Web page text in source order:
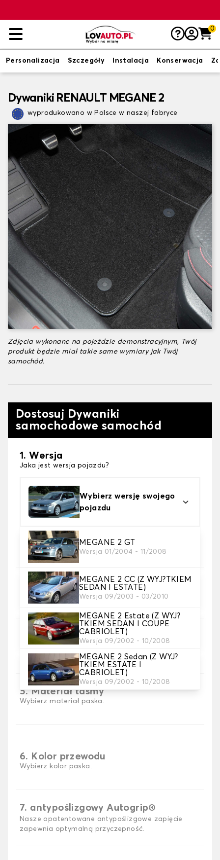
0
Personalizacja Szczegóły Instalacja Konserwacja
Dywaniki RENAULT MEGANE 2
wyprodukowano w Polsce w naszej fabryce
Zdjęcia wykonane na pojeździe demonstracyjnym, Twój
produkt będzie miał takie same wymiary jak Twój
samochód.
Dostosuj Dywaniki
samochodowe samochód
1. Wersja
Jaka jest wersja pojazdu?
Wybierz wersję swojego
pojazdu
MEGANE 2 GT
Wersja 01/2004 - 11/2008
MEGANE 2 CC (Z WYJ?TKIEM
SEDAN I ESTATE)
Wersja 09/2003 - 03/2010
MEGANE 2 Estate (Z WYJ?
TKIEM SEDAN I COUPE
CABRIOLET)
Wersja 09/2002 - 10/2008
MEGANE 2 Sedan (Z WYJ?
TKIEM ESTATE I
CABRIOLET)
Wersja 09/2002 - 10/2008
2. Materiał
wybierz materiał dywanika samochodowego
3. gra dywanowa
wybierz liczbę potrzebnych dywaników
samochodowych
4. Kolory dywanów
wybierz kolor dywanika samochód.
5. Materiał taśmy
Wybierz materiał paska.
6. Kolor przewodu
Wybierz kolor paska.
7. antypoślizgowy Autogrip®
Nasze opatentowane antypoślizgowe zapięcie
zapewnia optymalną przyczepność.